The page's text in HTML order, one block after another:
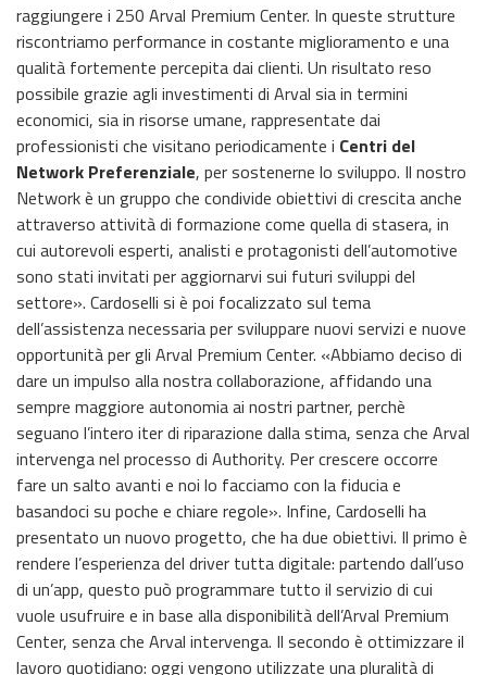
raggiungere i 250 Arval Premium Center. In queste strutture
riscontriamo performance in costante miglioramento e una
qualità fortemente percepita dai clienti. Un risultato reso
possibile grazie agli investimenti di Arval sia in termini
economici, sia in risorse umane, rappresentate dai
professionisti che visitano periodicamente i Centri del
Network Preferenziale, per sostenerne lo sviluppo. Il nostro
Network è un gruppo che condivide obiettivi di crescita anche
attraverso attività di formazione come quella di stasera, in
cui autorevoli esperti, analisti e protagonisti dell’automotive
sono stati invitati per aggiornarvi sui futuri sviluppi del
settore». Cardoselli si è poi focalizzato sul tema
dell’assistenza necessaria per sviluppare nuovi servizi e nuove
opportunità per gli Arval Premium Center. «Abbiamo deciso di
dare un impulso alla nostra collaborazione, affidando una
sempre maggiore autonomia ai nostri partner, perchè
seguano l’intero iter di riparazione dalla stima, senza che Arval
intervenga nel processo di Authority. Per crescere occorre
fare un salto avanti e noi lo facciamo con la fiducia e
basandoci su poche e chiare regole». Infine, Cardoselli ha
presentato un nuovo progetto, che ha due obiettivi. Il primo è
rendere l’esperienza del driver tutta digitale: partendo dall’uso
di un’app, questo può programmare tutto il servizio di cui
vuole usufruire e in base alla disponibilità dell’Arval Premium
Center, senza che Arval intervenga. Il secondo è ottimizzare il
lavoro quotidiano: oggi vengono utilizzate una pluralità di